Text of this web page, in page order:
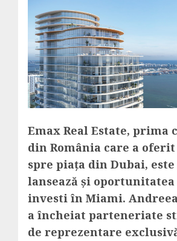
Emax Real Estate, prima
din România care a
spre piața din Dubai,
lansează și oportunitatea
investi în Miami. Andreea
a încheiat parteneriate
de reprezentare